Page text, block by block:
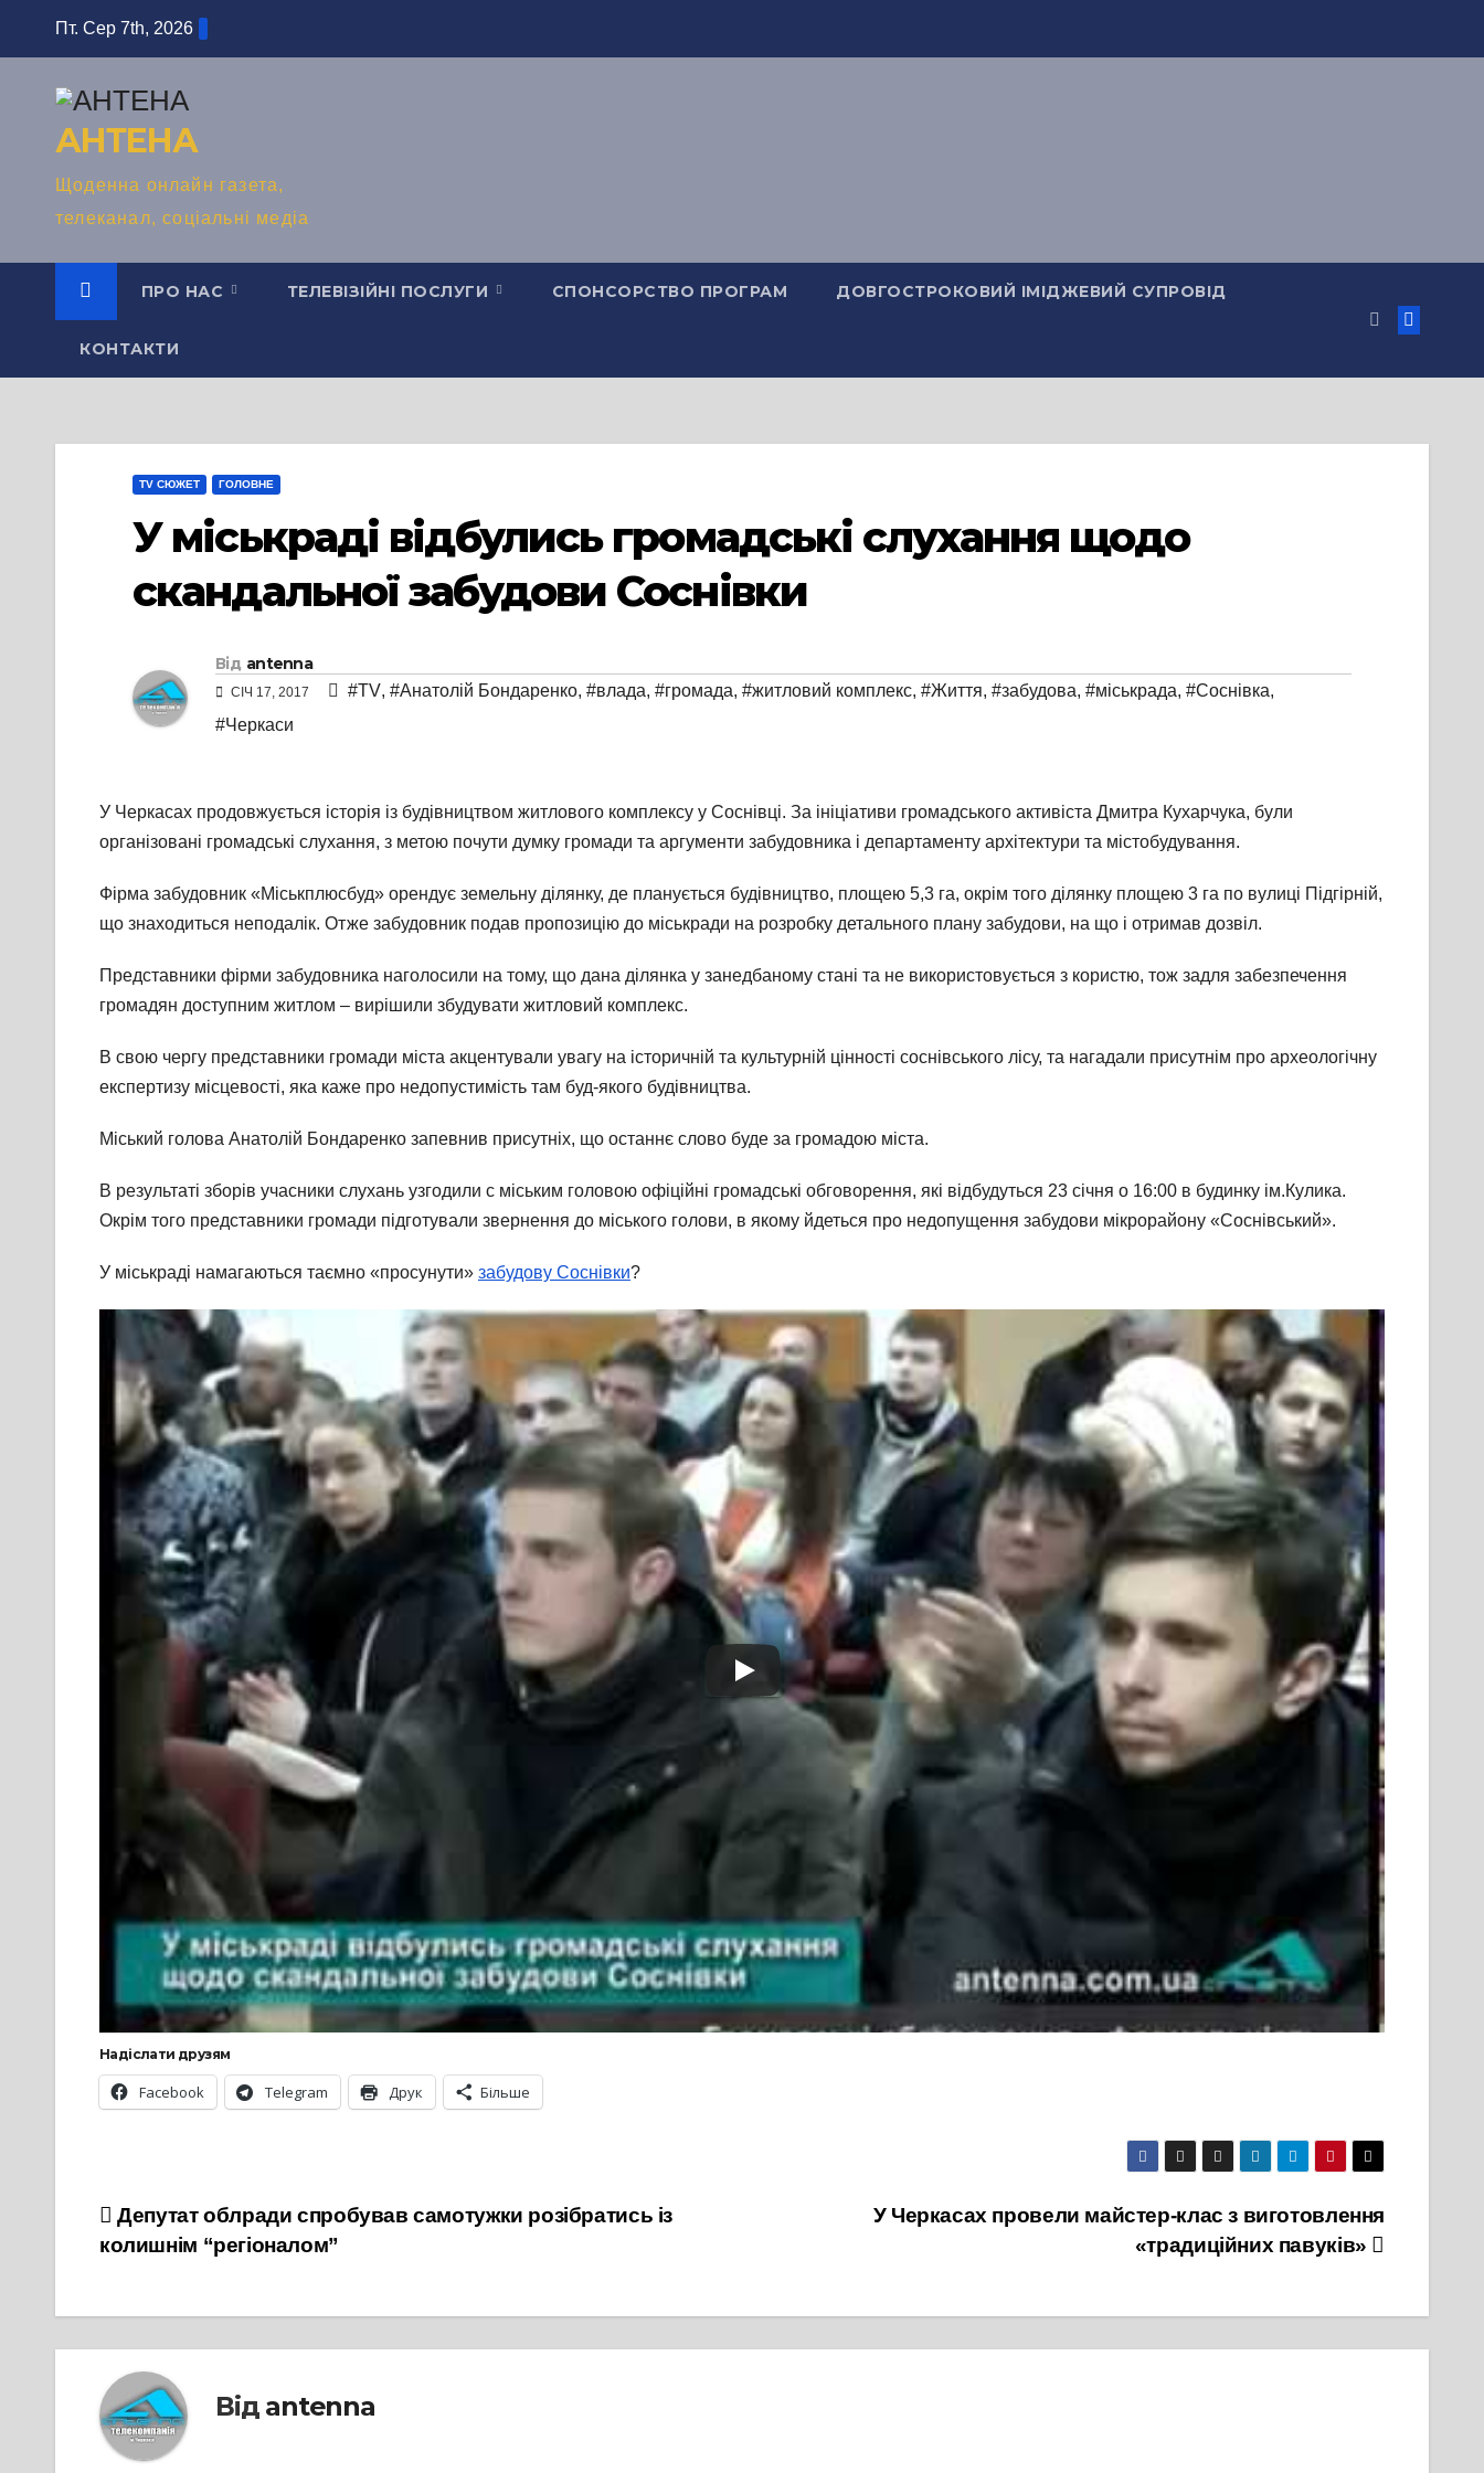
Пт. Сер 7th, 2026
АНТЕНА
Щоденна онлайн газета,
телеканал, соціальні медіа
ПРО НАС ТЕЛЕВІЗІЙНІ ПОСЛУГИ СПОНСОРСТВО ПРОГРАМ ДОВГОСТРОКОВИЙ ІМІДЖЕВИЙ СУПРОВІД
КОНТАКТИ
TV СЮЖЕТ ГОЛОВНЕ
У міськраді відбулись громадські слухання щодо
скандальної забудови Соснівки
Від antenna
СІЧ 17, 2017 #TV, #Анатолій Бондаренко, #влада, #громада, #житловий комплекс, #Життя, #забудова, #міськрада, #Соснівка,
#Черкаси
У Черкасах продовжується історія із будівництвом житлового комплексу у Соснівці. За ініціативи громадського активіста Дмитра Кухарчука, були
організовані громадські слухання, з метою почути думку громади та аргументи забудовника і департаменту архітектури та містобудування.
Фірма забудовник «Міськплюсбуд» орендує земельну ділянку, де планується будівництво, площею 5,3 га, окрім того ділянку площею 3 га по вулиці Підгірній,
що знаходиться неподалік. Отже забудовник подав пропозицію до міськради на розробку детального плану забудови, на що і отримав дозвіл.
Представники фірми забудовника наголосили на тому, що дана ділянка у занедбаному стані та не використовується з користю, тож задля забезпечення
громадян доступним житлом – вирішили збудувати житловий комплекс.
В свою чергу представники громади міста акцентували увагу на історичній та культурній цінності соснівського лісу, та нагадали присутнім про археологічну
експертизу місцевості, яка каже про недопустимість там буд-якого будівництва.
Міський голова Анатолій Бондаренко запевнив присутніх, що останнє слово буде за громадою міста.
В результаті зборів учасники слухань узгодили с міським головою офіційні громадські обговорення, які відбудуться 23 січня о 16:00 в будинку ім.Кулика.
Окрім того представники громади підготували звернення до міського голови, в якому йдеться про недопущення забудови мікрорайону «Соснівський».
У міськраді намагаються таємно «просунути» забудову Соснівки?
Надіслати друзям
Facebook Telegram Друк Більше
Навігація
записів
У Черкасах провели майстер-клас з виготовлення
«традиційних павуків»
Депутат облради спробував самотужки розібратись із
колишнім “регіоналом”
Від antenna